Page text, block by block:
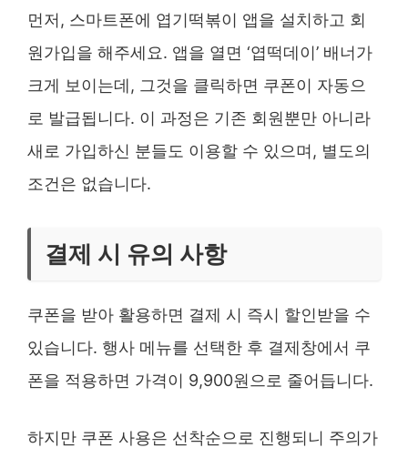
먼저, 스마트폰에 엽기떡볶이 앱을 설치하고 회
원가입을 해주세요. 앱을 열면 ‘엽떡데이’ 배너가
크게 보이는데, 그것을 클릭하면 쿠폰이 자동으
로 발급됩니다. 이 과정은 기존 회원뿐만 아니라
새로 가입하신 분들도 이용할 수 있으며, 별도의
조건은 없습니다.
결제 시 유의 사항
쿠폰을 받아 활용하면 결제 시 즉시 할인받을 수
있습니다. 행사 메뉴를 선택한 후 결제창에서 쿠
폰을 적용하면 가격이 9,900원으로 줄어듭니다.
하지만 쿠폰 사용은 선착순으로 진행되니 주의가